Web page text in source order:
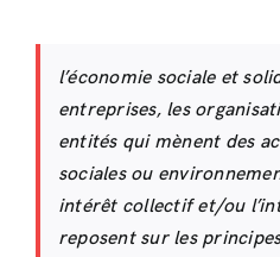
l’économie sociale et
entreprises, les
entités qui mènent des
sociales ou
intérêt collectif et/ou
reposent sur les